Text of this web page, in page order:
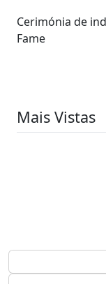
Cerimónia de
Fame
Mais Vistas